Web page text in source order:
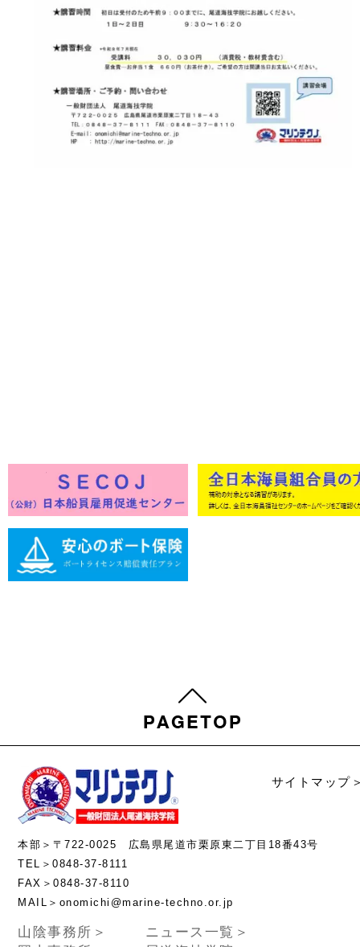
サイトマップ
本部＞〒722-0025 広島県尾道市栗原東二丁目18番43号
TEL＞0848-37-8111
FAX＞0848-37-8110
MAIL＞onomichi@marine-techno.or.jp
山陰事務所＞
ニュース一覧＞